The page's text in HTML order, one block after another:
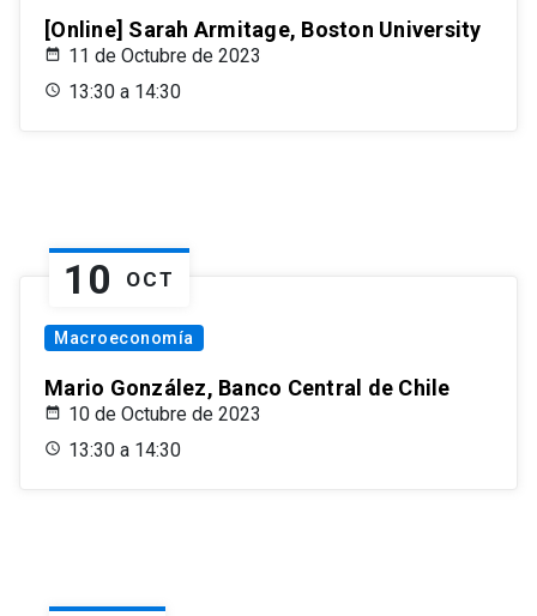
[Online] Sarah Armitage, Boston University
11 de Octubre de 2023
13:30 a 14:30
10 OCT
Macroeconomía
Mario González, Banco Central de Chile
10 de Octubre de 2023
13:30 a 14:30